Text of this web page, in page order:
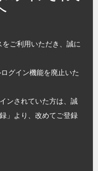
ご利用いただき、誠に
グイン機能を廃止いた
ンされていた方は、誠
」より、改めてご登録